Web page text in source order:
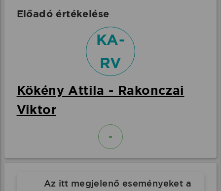
Előadó értékelése
KA-
RV
Kökény Attila - Rakonczai
Viktor
-
Az itt megjelenő eseményeket a